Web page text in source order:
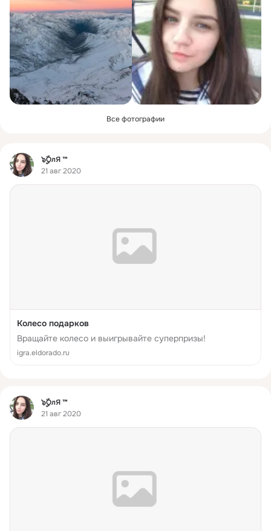
Все фотографии
Фид
๖ۣۣۜOлЯ ™
21 авг 2020
Колесо подарков
Вращайте колесо и выигрывайте суперпризы!
igra.eldorado.ru
Фид
๖ۣۣۜOлЯ ™
21 авг 2020